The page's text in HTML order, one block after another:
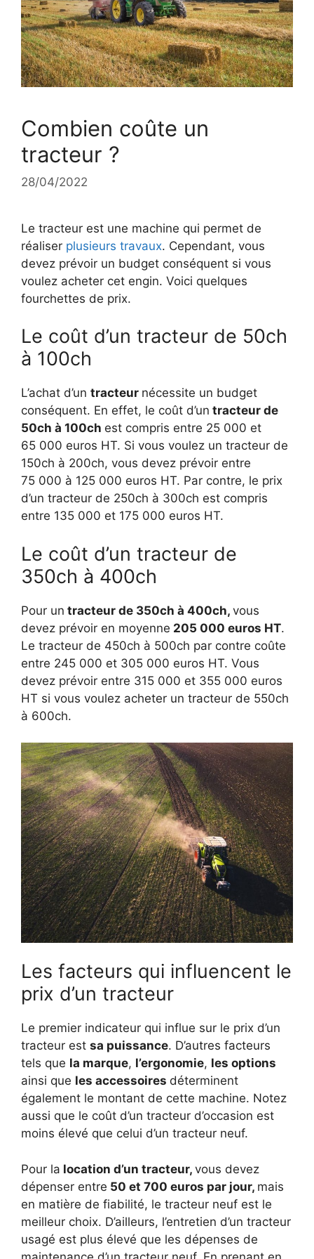
Combien coûte un
tracteur ?
28/04/2022
Le tracteur est une machine qui permet de
réaliser plusieurs travaux. Cependant, vous
devez prévoir un budget conséquent si vous
voulez acheter cet engin. Voici quelques
fourchettes de prix.
Le coût d’un tracteur de 50ch
à 100ch
L’achat d’un tracteur nécessite un budget
conséquent. En effet, le coût d’un tracteur de
50ch à 100ch est compris entre 25 000 et
65 000 euros HT. Si vous voulez un tracteur de
150ch à 200ch, vous devez prévoir entre
75 000 à 125 000 euros HT. Par contre, le prix
d’un tracteur de 250ch à 300ch est compris
entre 135 000 et 175 000 euros HT.
Le coût d’un tracteur de
350ch à 400ch
Pour un tracteur de 350ch à 400ch, vous
devez prévoir en moyenne 205 000 euros HT.
Le tracteur de 450ch à 500ch par contre coûte
entre 245 000 et 305 000 euros HT. Vous
devez prévoir entre 315 000 et 355 000 euros
HT si vous voulez acheter un tracteur de 550ch
à 600ch.
Les facteurs qui influencent le
prix d’un tracteur
Le premier indicateur qui influe sur le prix d’un
tracteur est sa puissance. D’autres facteurs
tels que la marque, l’ergonomie, les options
ainsi que les accessoires déterminent
également le montant de cette machine. Notez
aussi que le coût d’un tracteur d’occasion est
moins élevé que celui d’un tracteur neuf.
Pour la location d’un tracteur, vous devez
dépenser entre 50 et 700 euros par jour, mais
en matière de fiabilité, le tracteur neuf est le
meilleur choix. D’ailleurs, l’entretien d’un tracteur
usagé est plus élevé que les dépenses de